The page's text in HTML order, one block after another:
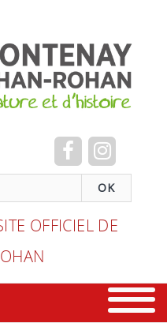
OK
OFFICIEL DE